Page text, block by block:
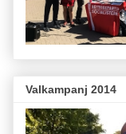
Valkampanj 2014